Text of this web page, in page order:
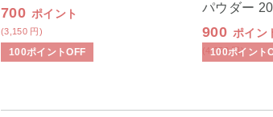
700 ポイント
(3,150 円)
100ポイントOFF
パウダー
900 ポイン
(4,050円)
100ポイント